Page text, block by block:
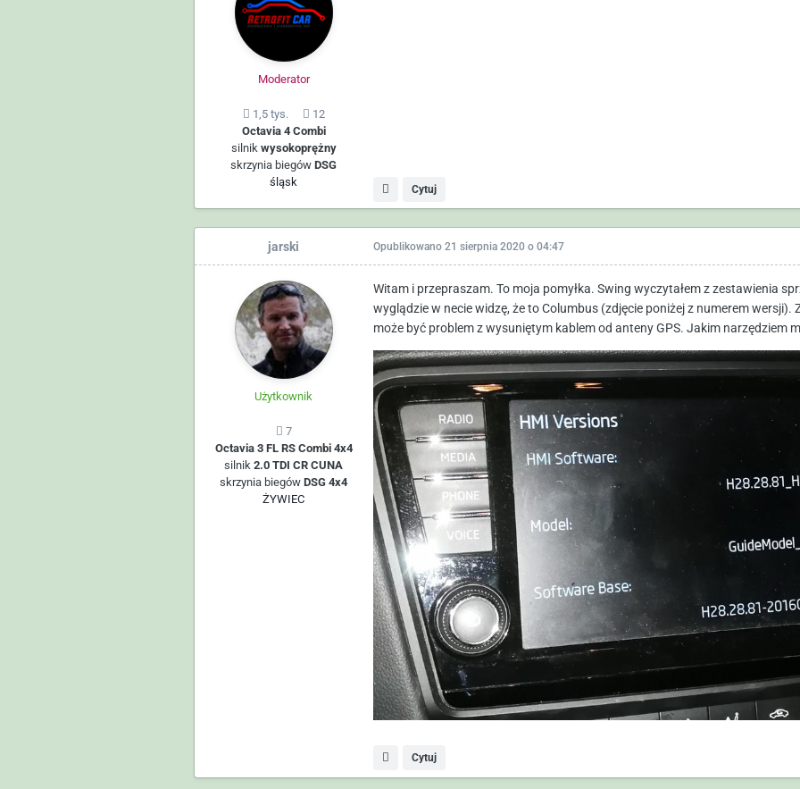
Moderator
1,5 tys.
12
Octavia 4 Combi
silnik wysokoprężny
skrzynia biegówDSG
śląsk
Cytuj
jarski
Użytkownik
7
Octavia 3 FL RS Combi 4x4
silnik2.0 TDI CR CUNA
skrzynia biegówDSG 4x4
ŻYWIEC
Opublikowano 21 sierpnia 2020 o 04:47
Witam i przepraszam. To moja pomyłka. Swing wyczytałem z zestawienia
wyglądzie w necie widzę, że to Columbus (zdjęcie poniżej z numerem wersji).
może być problem z wysuniętym kablem od anteny GPS. Jakim narzędziem
Cytuj